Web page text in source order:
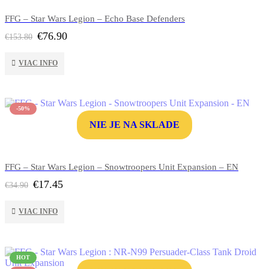
FFG – Star Wars Legion – Echo Base Defenders
€153.80 Pôvodná
bola:
€153.80.
€76.90Aktuálna
VIAC INFO
-50%
NIE JE NA SKLADE
FFG – Star Wars Legion – Snowtroopers Unit Expansion – EN
€34.90 Pôvodná
bola:
€34.90.
€17.45Aktuálna
VIAC INFO
HOT